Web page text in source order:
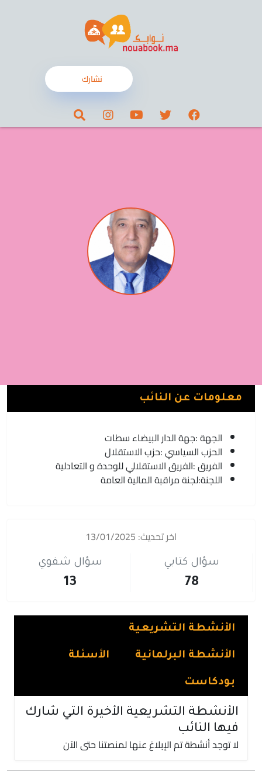
نشارك
معلومات عن النائب
الجهة :جهة الدار البيضاء سطات
الحزب السياسي :حزب الاستقلال
الفريق :الفريق الاستقلالي للوحدة و التعادلية
اللجنة:لجنة مراقبة المالية العامة
اخر تحديث: 13/01/2025
سؤال كتابي
78
سؤال شفوي
13
الأنشطة التشريعية
الأنشطة البرلمانية الأسئلة
بودكاست
الأنشطة التشريعية الأخيرة التي شارك
فيها النائب
لا توجد أنشطة تم الإبلاغ عنها لمنصتنا حتى الآن